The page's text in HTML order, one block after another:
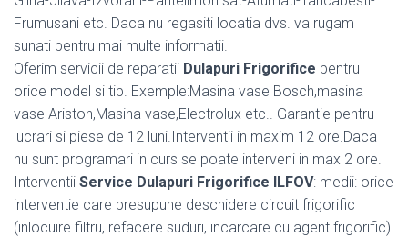
Frumusani etc. Daca nu regasiti locatia dvs. va rugam
sunati pentru mai multe informatii.
Oferim servicii de reparatii Dulapuri Frigorifice pentru
orice model si tip. Exemple:Masina vase Bosch,masina
vase Ariston,Masina vase,Electrolux etc.. Garantie pentru
lucrari si piese de 12 luni.Interventii in maxim 12 ore.Daca
nu sunt programari in curs se poate interveni in max 2 ore.
Interventii Service Dulapuri Frigorifice ILFOV: medii: orice
interventie care presupune deschidere circuit frigorific
(inlocuire filtru, refacere suduri, incarcare cu agent frigorific)